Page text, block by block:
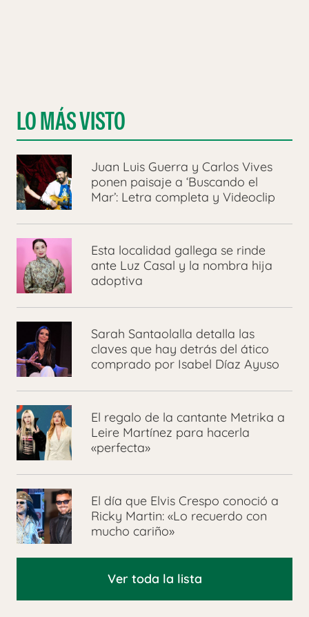
LO MÁS VISTO
Juan Luis Guerra y Carlos Vives
ponen paisaje a ‘Buscando el
Mar’: Letra completa y Videoclip
Esta localidad gallega se rinde
ante Luz Casal y la nombra hija
adoptiva
Sarah Santaolalla detalla las
claves que hay detrás del ático
comprado por Isabel Díaz Ayuso
El regalo de la cantante Metrika a
Leire Martínez para hacerla
«perfecta»
El día que Elvis Crespo conoció a
Ricky Martin: «Lo recuerdo con
mucho cariño»
Ver toda la lista